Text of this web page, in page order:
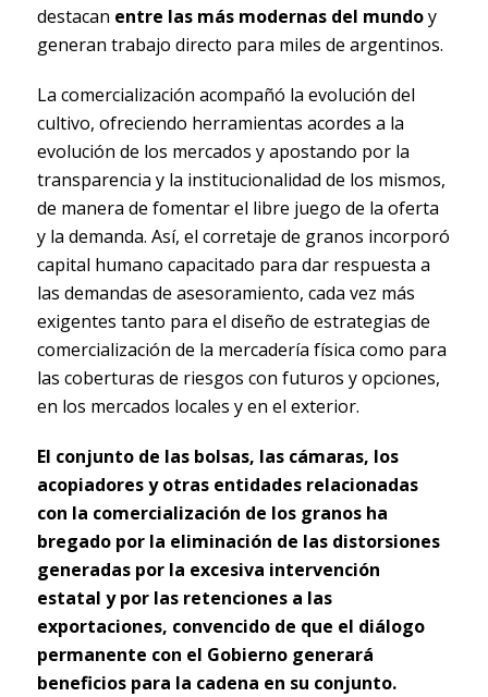
destacan entre las más modernas del mundoy
generan trabajo directo para miles de argentinos.
La comercialización acompañó la evolución del
cultivo, ofreciendo herramientas acordes a la
evolución de los mercados y apostando por la
transparencia y la institucionalidad de los mismos,
de manera de fomentar el libre juego de la oferta
y la demanda. Así, el corretaje de granos incorporó
capital humano capacitado para dar respuesta a
las demandas de asesoramiento, cada vez más
exigentes tanto para el diseño de estrategias de
comercialización de la mercadería física como para
las coberturas de riesgos con futuros y opciones,
en los mercados locales y en el exterior.
El conjunto de las bolsas, las cámaras, los
acopiadores y otras entidades relacionadas
con la comercialización de los granos ha
bregado por la eliminación de las distorsiones
generadas por la excesiva intervención
estatal y por las retenciones a las
exportaciones, convencido de que el diálogo
permanente con el Gobierno generará
beneficios para la cadena en su conjunto.